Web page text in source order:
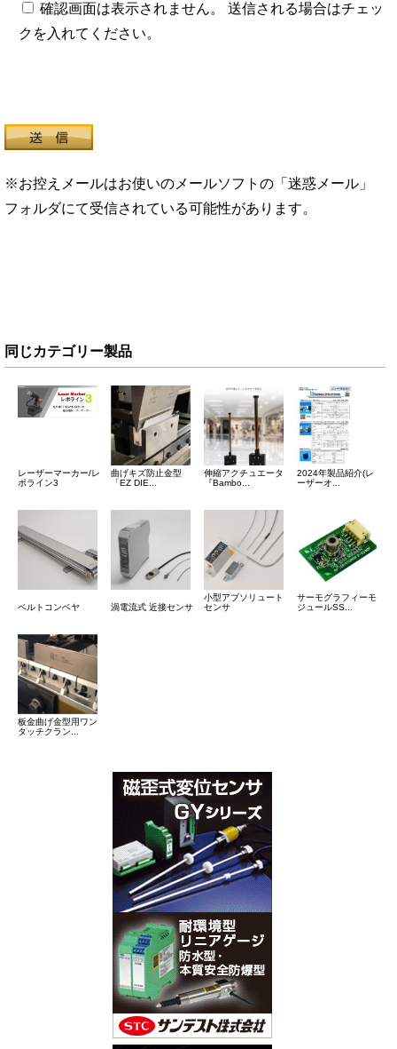
確認画面は表示されません。 送信される場合はチェッ
クを入れてください。
※お控えメールはお使いのメールソフトの「迷惑メール」
フォルダにて受信されている可能性があります。
同じカテゴリー製品
レーザーマーカー/レ
ポライン3
曲げキズ防止金型
「EZ DIE...
伸縮アクチュエータ
『Bambo...
2024年製品紹介(レ
ーザーオ...
ベルトコンベヤ 渦電流式 近接センサ
小型アブソリュート
センサ
サーモグラフィーモ
ジュールSS...
板金曲げ金型用ワン
タッチクラン...